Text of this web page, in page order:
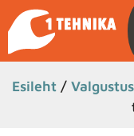
Esileht /